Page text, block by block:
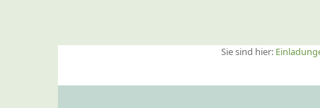
Sie sind hier: